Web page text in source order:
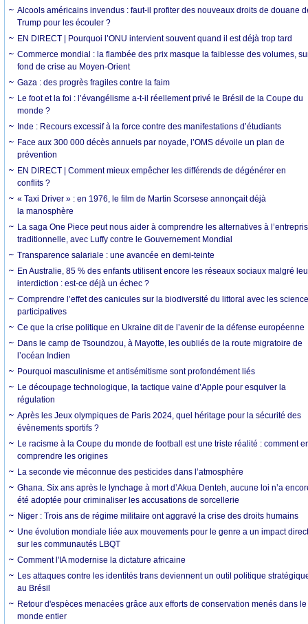
Alcools américains invendus : faut-il profiter des nouveaux droits de douane
Trump pour les écouler ?
EN DIRECT | Pourquoi l’ONU intervient souvent quand il est déjà trop tard
Commerce mondial : la flambée des prix masque la faiblesse des volumes,
fond de crise au Moyen-Orient
Gaza : des progrès fragiles contre la faim
Le foot et la foi : l’évangélisme a-t-il réellement privé le Brésil de la Coupe du
monde ?
Inde : Recours excessif à la force contre des manifestations d’étudiants
Face aux 300 000 décès annuels par noyade, l’OMS dévoile un plan de
prévention
EN DIRECT | Comment mieux empêcher les différends de dégénérer en
conflits ?
« Taxi Driver » : en 1976, le film de Martin Scorsese annonçait déjà
la manosphère
La saga One Piece peut nous aider à comprendre les alternatives à
traditionnelle, avec Luffy contre le Gouvernement Mondial
Transparence salariale : une avancée en demi-teinte
En Australie, 85 % des enfants utilisent encore les réseaux sociaux malgré
interdiction : est-ce déjà un échec ?
Comprendre l’effet des canicules sur la biodiversité du littoral avec les
participatives
Ce que la crise politique en Ukraine dit de l’avenir de la défense européenne
Dans le camp de Tsoundzou, à Mayotte, les oubliés de la route migratoire de
l’océan Indien
Pourquoi masculinisme et antisémitisme sont profondément liés
Le découpage technologique, la tactique vaine d’Apple pour esquiver la
régulation
Après les Jeux olympiques de Paris 2024, quel héritage pour la sécurité des
évènements sportifs ?
Le racisme à la Coupe du monde de football est une triste réalité : comment
comprendre les origines
La seconde vie méconnue des pesticides dans l’atmosphère
Ghana. Six ans après le lynchage à mort d’Akua Denteh, aucune loi n’a
été adoptée pour criminaliser les accusations de sorcellerie
Niger : Trois ans de régime militaire ont aggravé la crise des droits humains
Une évolution mondiale liée aux mouvements pour le genre a un impact
sur les communautés LBQT
Comment l'IA modernise la dictature africaine
Les attaques contre les identités trans deviennent un outil politique
au Brésil
Retour d'espèces menacées grâce aux efforts de conservation menés dans le
monde entier